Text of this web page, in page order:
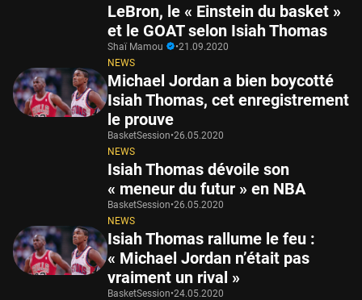
LeBron, le « Einstein du basket »
et le GOAT selon Isiah Thomas
Shaï Mamou •21.09.2020
NEWS
Michael Jordan a bien boycotté
Isiah Thomas, cet enregistrement
le prouve
BasketSession•26.05.2020
NEWS
Isiah Thomas dévoile son
« meneur du futur » en NBA
BasketSession•26.05.2020
NEWS
Isiah Thomas rallume le feu :
« Michael Jordan n’était pas
vraiment un rival »
BasketSession•24.05.2020